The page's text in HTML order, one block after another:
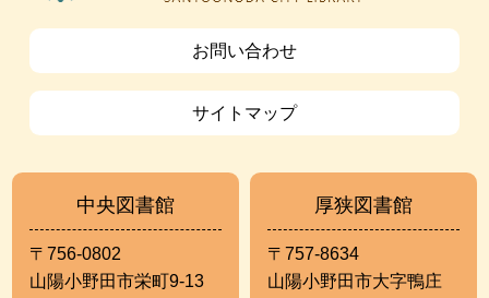
お問い合わせ
サイトマップ
中央図書館
〒756-0802
山陽小野田市栄町9-13
厚狭図書館
〒757-8634
山陽小野田市大字鴨庄